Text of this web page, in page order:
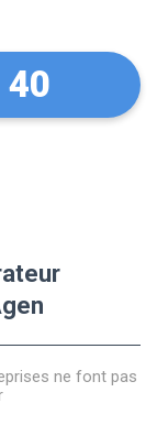
40
ne font pas